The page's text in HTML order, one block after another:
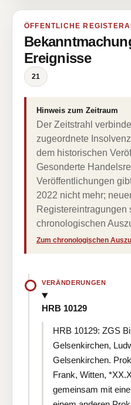
ÖFFENTLICHE
Ereignisse
21
Hinweis zum Zeitraum
Der Zeitstrahl
zugeordnete
dem historischen
Gesonderte
Veröffentlichungen
2022 nicht mehr;
Registereintragungen
chronologischen
Zum chronologischen
VERÄNDERUNGEN
HRB 10129
HRB 10129: ZGS
Gelsenkirchen,
Gelsenkirchen.
Frank, Witten,
gemeinsam mit